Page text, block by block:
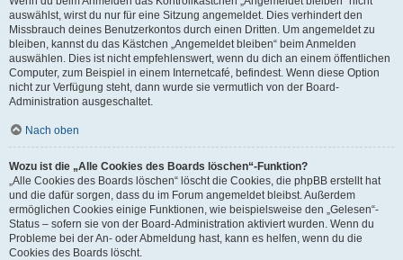
auswählst, wirst du nur für eine Sitzung angemeldet. Dies verhindert den
Missbrauch deines Benutzerkontos durch einen Dritten. Um angemeldet zu
bleiben, kannst du das Kästchen „Angemeldet bleiben“ beim Anmelden
auswählen. Dies ist nicht empfehlenswert, wenn du dich an einem öffentlichen
Computer, zum Beispiel in einem Internetcafé, befindest. Wenn diese Option
nicht zur Verfügung steht, dann wurde sie vermutlich von der Board-
Administration ausgeschaltet.
Nach oben
Wozu ist die „Alle Cookies des Boards löschen“-Funktion?
„Alle Cookies des Boards löschen“ löscht die Cookies, die phpBB erstellt hat
und die dafür sorgen, dass du im Forum angemeldet bleibst. Außerdem
ermöglichen Cookies einige Funktionen, wie beispielsweise den „Gelesen“-
Status – sofern sie von der Board-Administration aktiviert wurden. Wenn du
Probleme bei der An- oder Abmeldung hast, kann es helfen, wenn du die
Cookies des Boards löscht.